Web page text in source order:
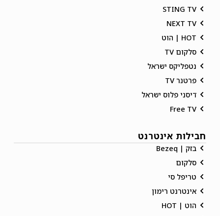
STING TV
NEXT TV
HOT | הוט
סלקום TV
נטפליקס ישראל
פרטנר TV
דיסני פלוס ישראל
Free TV
חבילות אינטרנט
בזק | Bezeq
סלקום
טריפל סי
אינטרנט רימון
הוט | HOT